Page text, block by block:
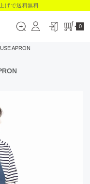
げで送料無料
0
APRON